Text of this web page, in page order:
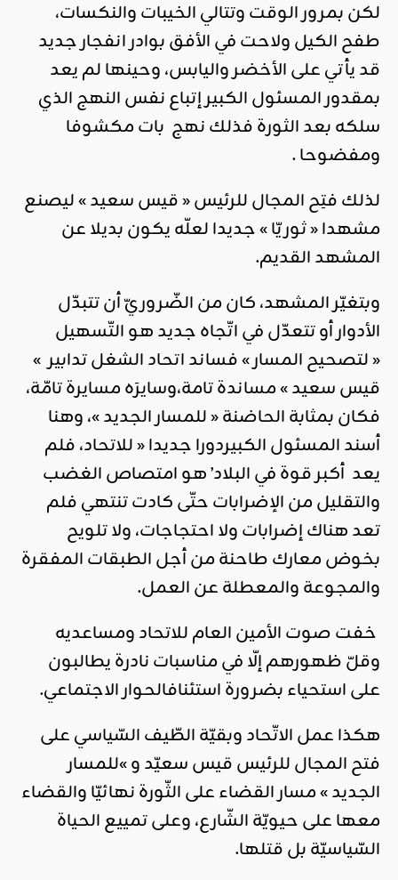
لكن بمرور الوقت وتتالي الخيبات والنكسات،
طفح الكيل ولاحت في الأفق بوادر انفجار جديد
قد يأتي على الأخضر واليابس، وحينها لم يعد
بمقدور المسئول الكبير إتباع نفس النهج الذي
سلكه بعد الثورة فذلك نهج بات مكشوفا
ومفضوحا .
لذلك فتِح المجال للرئيس « قيس سعيد » ليصنع
مشهدا « ثوريّا » جديدا لعلّه يكون بديلا عن
المشهد القديم.
وبتغيّر المشهد، كان من الضّروريّ أن تتبدّل
الأدوار أو تتعدّل في اتّجاه جديد هو التّسهيل
« لتصحيح المسار » فساند اتحاد الشغل تدابير »
قيس سعيد » مساندة تامة،وسايرَه مسايرة تامّة،
فكان بمثابة الحاضنة « للمسار الجديد »، وهنا
أسند المسئول الكبيردورا جديدا « للاتحاد، فلم
يعد أكبر قوة في البلاد’ هو امتصاص الغضب
والتقليل من الإضرابات حتّى كادت تنتهي فلم
تعد هناك إضرابات ولا احتجاجات، ولا تلويح
بخوض معارك طاحنة من أجل الطبقات المفقرة
والمجوعة والمعطلة عن العمل.
خفت صوت الأمين العام للاتحاد ومساعديه
وقلّ ظهورهم إلّا في مناسبات نادرة يطالبون
على استحياء بضرورة استئنافالحوار الاجتماعي.
هكذا عمل الاتّحاد وبقيّة الطّيف السّياسي على
فتح المجال للرئيس قيس سعيّد و »للمسار
الجديد » مسار القضاء على الثّورة نهائيّا والقضاء
معها على حيويّة الشّارع، وعلى تمييع الحياة
السّياسيّة بل قتلها.